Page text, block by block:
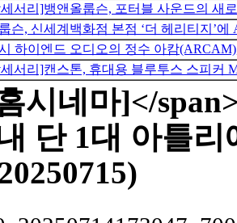
서리]뱅앤올룹슨, 포터블 사운드의 새
슨, 신세계백화점 본점 ‘더 헤리티지’
하이엔드 오디오의 정수 아캄
서리]캔스톤, 휴대용 블루투스 스피커
시네마]</
단 1대 아틀